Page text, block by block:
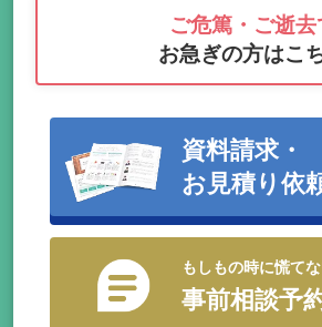
ご危篤・ご逝去
お急ぎの方はこ
資料請求・
お見積り依
もしもの時に慌て
事前相談予